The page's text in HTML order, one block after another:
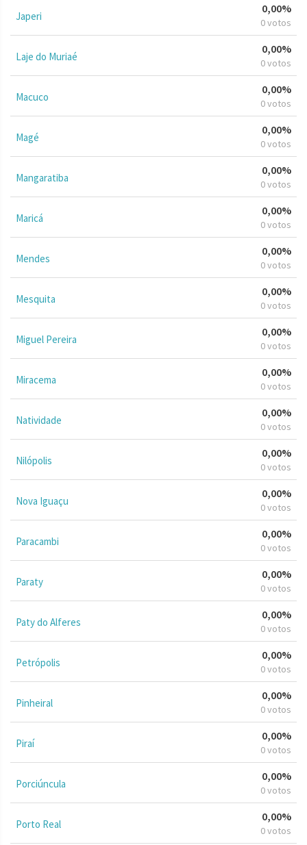
Japeri
0,00%
0 votos
Laje do Muriaé
0,00%
0 votos
Macuco
0,00%
0 votos
Magé
0,00%
0 votos
Mangaratiba
0,00%
0 votos
Maricá
0,00%
0 votos
Mendes
0,00%
0 votos
Mesquita
0,00%
0 votos
Miguel Pereira
0,00%
0 votos
Miracema
0,00%
0 votos
Natividade
0,00%
0 votos
Nilópolis
0,00%
0 votos
Nova Iguaçu
0,00%
0 votos
Paracambi
0,00%
0 votos
Paraty
0,00%
0 votos
Paty do Alferes
0,00%
0 votos
Petrópolis
0,00%
0 votos
Pinheiral
0,00%
0 votos
Piraí
0,00%
0 votos
Porciúncula
0,00%
0 votos
Porto Real
0,00%
0 votos